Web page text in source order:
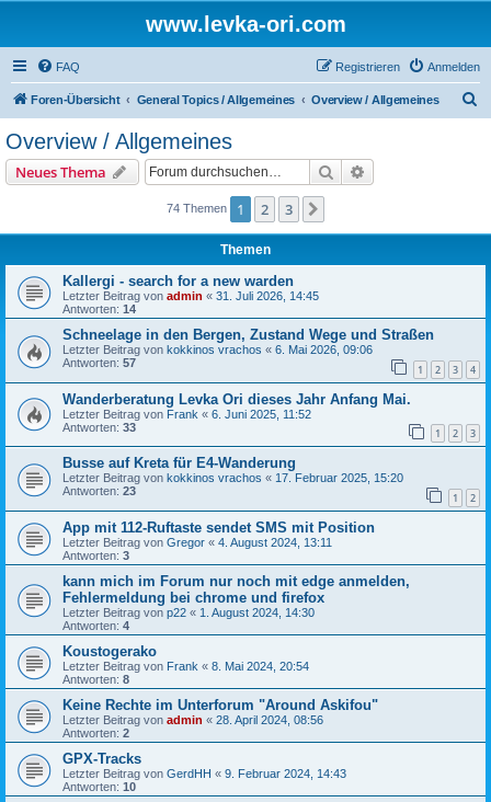
www.levka-ori.com
FAQ Anmelden
Registrieren
Foren-Übersicht General Topics / Allgemeines Overview / Allgemeines
Overview / Allgemeines
Neues Thema Suche
74 Themen 1 2 3
Themen
Kallergi - search for a new warden
Letzter Beitrag von admin « 31. Juli 2026, 14:45
Antworten: 14
Schneelage in den Bergen, Zustand Wege und Straßen
Letzter Beitrag von kokkinos vrachos « 6. Mai 2026, 09:06
Antworten: 57 1 2 3 4
Wanderberatung Levka Ori dieses Jahr Anfang Mai.
Letzter Beitrag von Frank « 6. Juni 2025, 11:52
Antworten: 33 1 2 3
Busse auf Kreta für E4-Wanderung
Letzter Beitrag von kokkinos vrachos « 17. Februar 2025, 15:20
Antworten: 23 1 2
App mit 112-Ruftaste sendet SMS mit Position
Letzter Beitrag von Gregor « 4. August 2024, 13:11
Antworten: 3
kann mich im Forum nur noch mit edge anmelden,
Fehlermeldung bei chrome und firefox
Letzter Beitrag von p22 « 1. August 2024, 14:30
Antworten: 4
Koustogerako
Letzter Beitrag von Frank « 8. Mai 2024, 20:54
Antworten: 8
Keine Rechte im Unterforum "Around Askifou"
Letzter Beitrag von admin « 28. April 2024, 08:56
Antworten: 2
GPX-Tracks
Letzter Beitrag von GerdHH « 9. Februar 2024, 14:43
Antworten: 10